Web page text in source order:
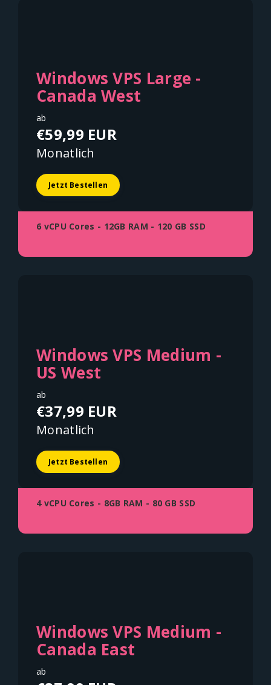
Windows VPS Large -
Canada West
ab
€59,99 EUR
Monatlich
Jetzt Bestellen
6 vCPU Cores - 12GB RAM - 120 GB SSD
Windows VPS Medium -
US West
ab
€37,99 EUR
Monatlich
Jetzt Bestellen
4 vCPU Cores - 8GB RAM - 80 GB SSD
Windows VPS Medium -
Canada East
ab